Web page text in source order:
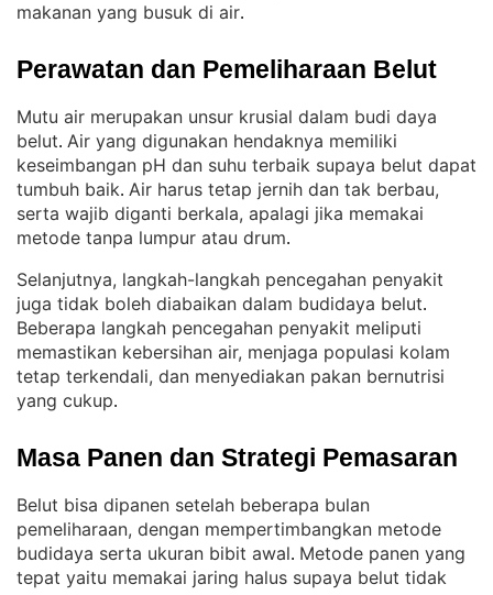
makanan yang busuk di air.
Perawatan dan Pemeliharaan Belut
Mutu air merupakan unsur krusial dalam budi daya
belut. Air yang digunakan hendaknya memiliki
keseimbangan pH dan suhu terbaik supaya belut dapat
tumbuh baik. Air harus tetap jernih dan tak berbau,
serta wajib diganti berkala, apalagi jika memakai
metode tanpa lumpur atau drum.
Selanjutnya, langkah-langkah pencegahan penyakit
juga tidak boleh diabaikan dalam budidaya belut
Beberapa langkah pencegahan penyakit meliputi
memastikan kebersihan air, menjaga populasi kolam
tetap terkendali, dan menyediakan pakan bernutrisi
yang cukup.
Masa Panen dan Strategi Pemasaran
Belut bisa dipanen setelah beberapa bulan
pemeliharaan, dengan mempertimbangkan metode
budidaya serta ukuran bibit awal. Metode panen yang
tepat yaitu memakai jaring halus supaya belut tidak